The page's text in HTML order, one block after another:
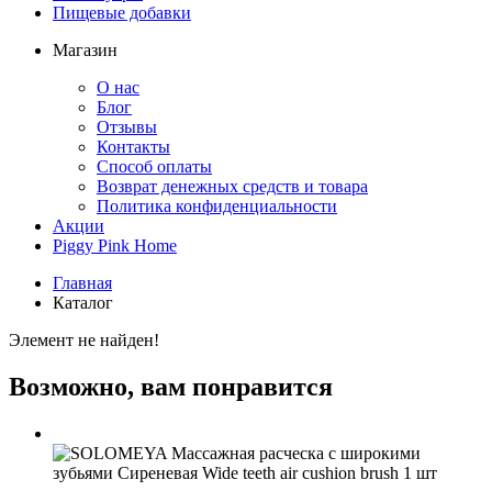
Пищевые добавки
Магазин
О нас
Блог
Отзывы
Контакты
Способ оплаты
Возврат денежных средств и товара
Политика конфиденциальности
Акции
Piggy Pink Home
Главная
Каталог
Элемент не найден!
Возможно, вам понравится